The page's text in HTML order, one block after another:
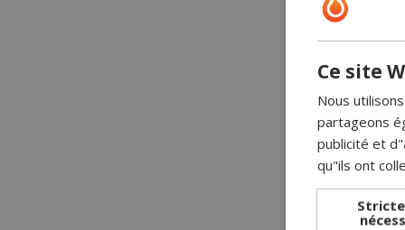
Ce site
Nous
partageons
publicité et
qu"ils ont